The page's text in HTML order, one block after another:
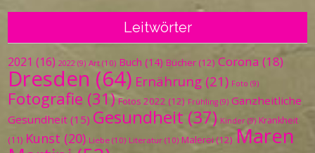
Leitwörter
2021 (16) 2022 (9) Art (10) Buch (14) Bücher (12) Corona (18)
Dresden (64) Ernährung (21) Foto (9)
Fotografie (31) Fotos 2022 (12) Frühling (9) Ganzheitliche
Gesundheit (15) Gesundheit (37) Kinder (9) Krankheit
(11) Kunst (20) Liebe (10) Literatur (10) Malerei (12) Maren